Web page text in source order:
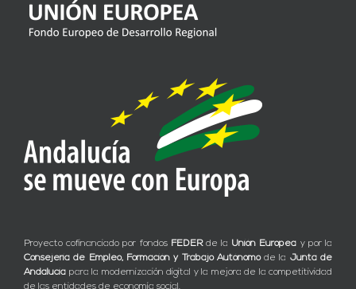
Proyecto cofinanciado por fondos FEDERde la Unión Europea y por la
Consejería de Empleo, Formación y Trabajo Autónomode la Junta de
Andalucía para la modernización digital y la mejora de la competitividad
de las entidades de economía social.